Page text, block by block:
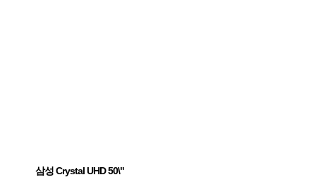
삼성 Crystal UHD 50\"